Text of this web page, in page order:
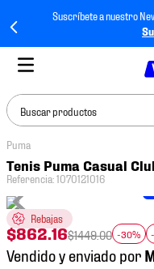
Suscríbete a nuestro
Buscar productos
Puma
Tenis Puma Casual
Referencia:1070121016
Rebajas
$862.16$1449.00 -30%
Vendido y enviado por
TÉRMINOS MÁS
BUSCADOS
1.
2.
tenis hombre
3.
tenis